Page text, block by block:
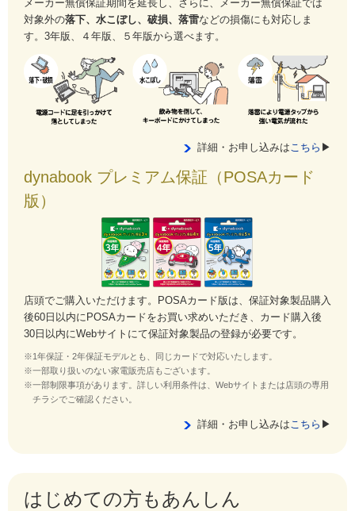
メーカー無償保証期間を延長し、さらに、メーカー無償保証では
対象外の落下、水こぼし、破損、落雷などの損傷にも対応しま
す。3年版、４年版、５年版から選べます。
詳細・お申し込みはこちら ▶
dynabook プレミアム保証（POSAカード
版）
店頭でご購入いただけます。POSAカード版は、保証対象製品購入
後60日以内にPOSAカードをお買い求めいただき、カード購入後
30日以内にWebサイトにて保証対象製品の登録が必要です。
※1年保証・2年保証モデルとも、同じカードで対応いたします。
※一部取り扱いのない家電販売店もございます。
※一部制限事項があります。詳しい利用条件は、Webサイトまたは店頭の専用
チラシでご確認ください。
詳細・お申し込みはこちら ▶
はじめての方もあんしん